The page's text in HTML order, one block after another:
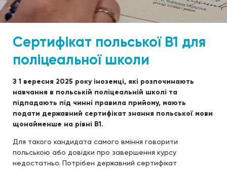
Сертифікат польської B1 для
поліцеальної школи
З 1 вересня 2025 року іноземці, які розпочинають
навчання в польській поліцеальній школі та
підпадають під чинні правила прийому, мають
подати державний сертифікат знання польської мови
щонайменше на рівні B1.
Для такого кандидата самого вміння говорити
польською або довідки про завершення курсу
недостатньо. Потрібен державний сертифікат